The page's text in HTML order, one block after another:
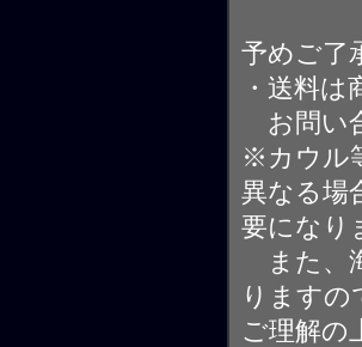
予めご了
・送料
お問い
※カウル
異なる場
要になり
また、
りますの
ご理解の